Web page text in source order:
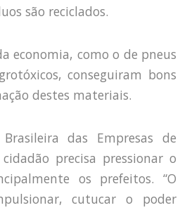
são reciclados.
economia, como o de pneus
conseguiram bons
destes materiais.
das Empresas de
precisa pressionar o
os prefeitos. “O
cutucar o poder